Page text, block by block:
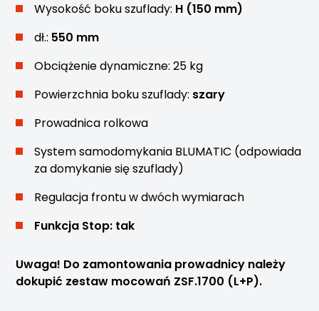
Wysokość boku szuflady: H (150 mm)
dł.: 550 mm
Obciążenie dynamiczne: 25 kg
Powierzchnia boku szuflady: szary
Prowadnica rolkowa
System samodomykania BLUMATIC (odpowiada
za domykanie się szuflady)
Regulacja frontu w dwóch wymiarach
Funkcja Stop: tak
Uwaga! Do zamontowania prowadnicy należy
dokupić zestaw mocowań ZSF.1700 (L+P).